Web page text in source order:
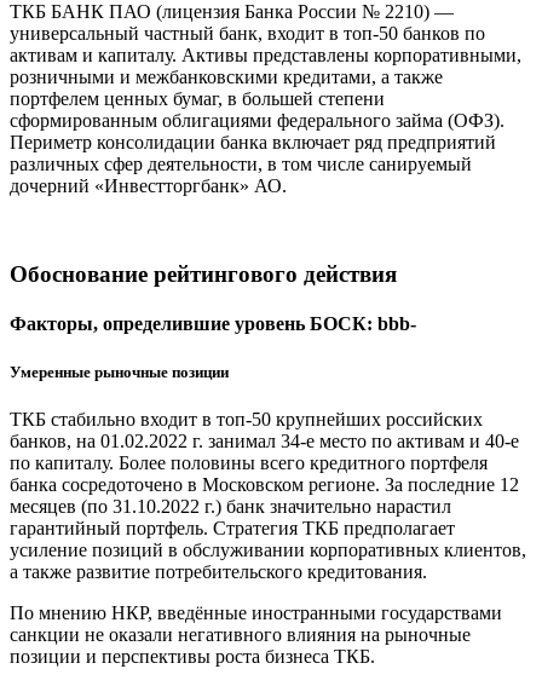
ТКБ БАНК ПАО (лицензия Банка России № 2210) —
универсальный частный банк, входит в топ-50 банков по
активам и капиталу. Активы представлены корпоративными,
розничными и межбанковскими кредитами, а также
портфелем ценных бумаг, в большей степени
сформированным облигациями федерального займа (ОФЗ).
Периметр консолидации банка включает ряд предприятий
различных сфер деятельности, в том числе санируемый
дочерний «Инвестторгбанк» АО.
Обоснование рейтингового действия
Факторы, определившие уровень БОСК: bbb-
Умеренные рыночные позиции
ТКБ стабильно входит в топ-50 крупнейших российских
банков, на 01.02.2022 г. занимал 34-е место по активам и 40-е
по капиталу. Более половины всего кредитного портфеля
банка сосредоточено в Московском регионе. За последние 12
месяцев (по 31.10.2022 г.) банк значительно нарастил
гарантийный портфель. Стратегия ТКБ предполагает
усиление позиций в обслуживании корпоративных клиентов,
а также развитие потребительского кредитования.
По мнению НКР, введённые иностранными государствами
санкции не оказали негативного влияния на рыночные
позиции и перспективы роста бизнеса ТКБ.